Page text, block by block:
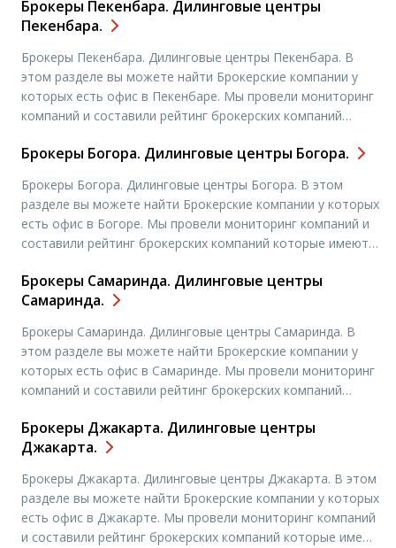
Брокеры Пекенбара. Дилинговые центры
Пекенбара.
Брокеры Пекенбара. Дилинговые центры Пекенбара. В
этом разделе вы можете найти Брокерские компании у
которых есть офис в Пекенбаре. Мы провели мониторинг
компаний и составили рейтинг брокерских компаний
подробнее узнать адреса офисов и контактные данные,
“открыть счет”. Вы попадете на […]
Брокеры Богора. Дилинговые центры Богора.
Брокеры Богора. Дилинговые центры Богора. В этом
разделе вы можете найти Брокерские компании у которых
есть офис в Богоре. Мы провели мониторинг компаний и
составили рейтинг брокерских компаний которые имеют
офисов и контактные данные, вам необходимо выбрать
нужную вам компанию и нажать “открыть счет”. Вы
Брокеры Самаринда. Дилинговые центры
Самаринда.
Брокеры Самаринда. Дилинговые центры Самаринда. В
этом разделе вы можете найти Брокерские компании у
которых есть офис в Самаринде. Мы провели мониторинг
компаний и составили рейтинг брокерских компаний
подробнее узнать адреса офисов и контактные данные,
вам необходимо выбрать нужную вам компанию и нажать
Брокеры Джакарта. Дилинговые центры
Джакарта.
Брокеры Джакарта. Дилинговые центры Джакарта. В этом
разделе вы можете найти Брокерские компании у которых
есть офис в Джакарте. Мы провели мониторинг компаний
и составили рейтинг брокерских компаний которые имеют